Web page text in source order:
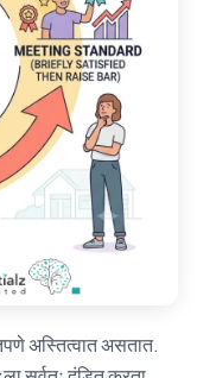
अस्तित्वात असतात.